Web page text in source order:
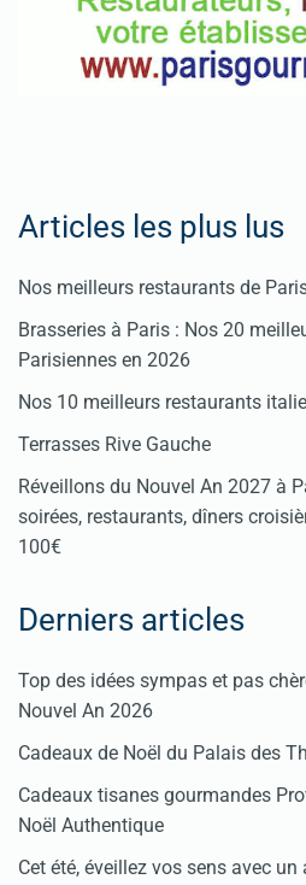
Articles les plus lus
Nos meilleurs restaurants de
Brasseries à Paris : Nos 20
Parisiennes en 2026
Nos 10 meilleurs restaurants
Terrasses Rive Gauche
Réveillons du Nouvel An 2027 à
soirées, restaurants, dîners
100€
Derniers articles
Top des idées sympas et pas
Nouvel An 2026
Cadeaux de Noël du Palais des
Cadeaux tisanes gourmandes
Noël Authentique
Cet été, éveillez vos sens avec